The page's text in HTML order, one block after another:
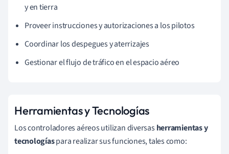
y en tierra
Proveer instrucciones y autorizaciones a los pilotos
Coordinar los despegues y aterrizajes
Gestionar el flujo de tráfico en el espacio aéreo
Herramientas y Tecnologías
Los controladores aéreos utilizan diversasherramientas y
tecnologíaspara realizar sus funciones, tales como: